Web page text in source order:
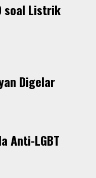
soal Listrik
Digelar
Anti-LGBT